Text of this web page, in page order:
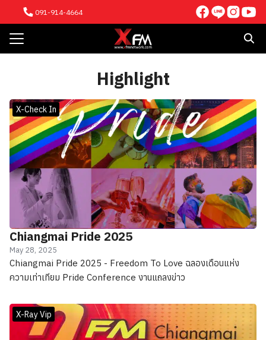
to
content
091-914-4664
US
Highlight
X-Check In
Chiangmai Pride 2025
May 28, 2025
Chiangmai Pride 2025 - Freedom To Love ฉลองเดือนแห่ง
ความเท่าเทียม Pride Conference งานแถลงข่าว
X-Ray Vip